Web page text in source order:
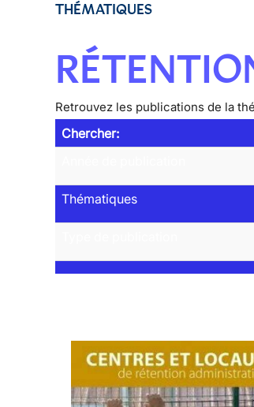
THÉMATIQUES
Retrouvez les publications de la
Chercher:
Thématiques